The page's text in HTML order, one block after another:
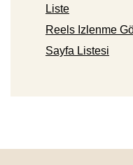
Liste
Reels Izlenme
Sayfa Listesi